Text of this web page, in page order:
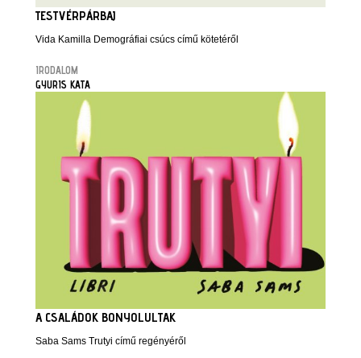
TESTVÉRPÁRBAJ
Vida Kamilla Demográfiai csúcs című kötetéről
IRODALOM
GYURIS KATA
A CSALÁDOK BONYOLULTAK
Saba Sams Trutyi című regényéről